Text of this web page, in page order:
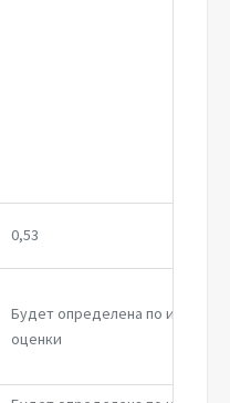
0,53
Будет определена по итогам
оценки